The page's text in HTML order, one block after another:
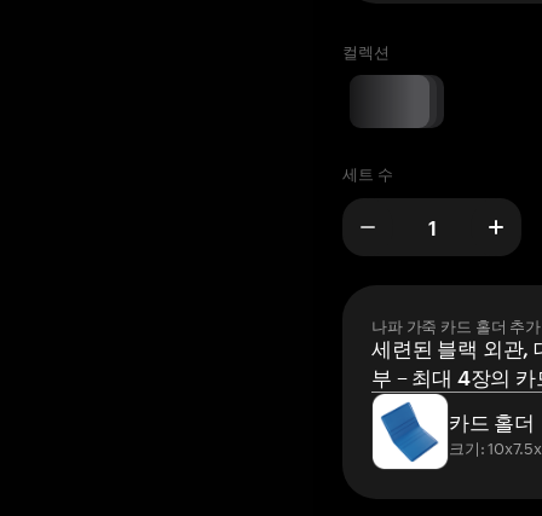
컬렉션
세트 수
나파 가죽 카드 홀더 추가
세련된 블랙 외관,
부 – 최대 4장의
카드 홀더
크기: